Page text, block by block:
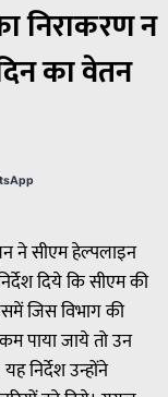
निराकरण न
का वेतन
ने सीएम हेल्पलाइन
दिये कि सीएम की
जिस विभाग की
पाया जाये तो उन
निर्देश उन्होंने